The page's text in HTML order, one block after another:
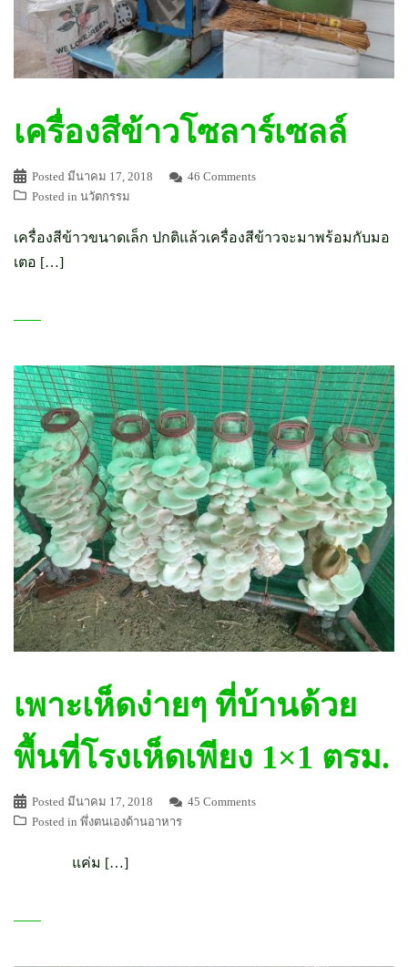
เครื่องสีข้าวโซลาร์เซลล์
Posted มีนาคม 17, 2018
46 Comments
Posted in นวัตกรรม
เครื่องสีข้าวขนาดเล็ก ปกติแล้วเครื่องสีข้าวจะมาพร้อมกับมอ
เตอ […]
เพาะเห็ดง่ายๆ ที่บ้านด้วย
พื้นที่โรงเห็ดเพียง 1×1 ตรม.
Posted มีนาคม 17, 2018
45 Comments
Posted in พึ่งตนเองด้านอาหาร
แค่ม […]